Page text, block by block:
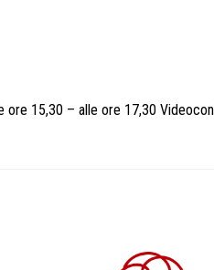
ore 15,30 – alle ore 17,30